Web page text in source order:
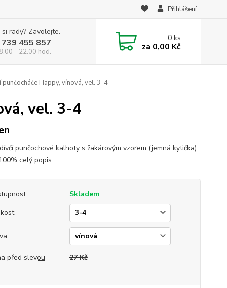
Přihlášení
rady? Zavolejte.
455 857
- 22.00 hod.
0ks
za 0,00 Kč
punčocháče Happy, vínová, vel. 3-4
vel. 3-4
punčochové kalhoty s žakárovým vzorem (jemná kytička).
celý popis
Skladem
před slevou 27 Kč